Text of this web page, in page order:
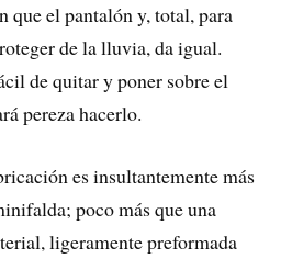
que el pantalón y, total, para
de la lluvia, da igual.
de quitar y poner sobre el
pereza hacerlo.
es insultantemente más
poco más que una
ligeramente preformada